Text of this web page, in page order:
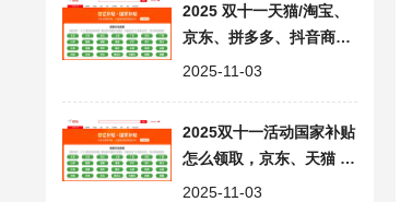
2025 双十一天猫/淘宝、
京东、拼多多、抖音商城
平台活动及政府补贴汇总
2025-11-03
2025双十一活动国家补贴
怎么领取，京东、天猫 /
淘宝及拼多多参与指南
2025-11-03